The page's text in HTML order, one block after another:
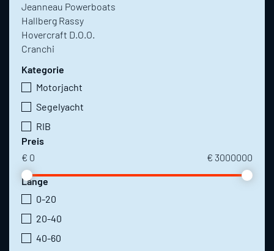
Jeanneau Powerboats
Hallberg Rassy
Hovercraft D.O.O.
Cranchi
Kategorie
Motorjacht
Segelyacht
RIB
Preis
€ 0 € 3000000
Länge
0-20
20-40
40-60